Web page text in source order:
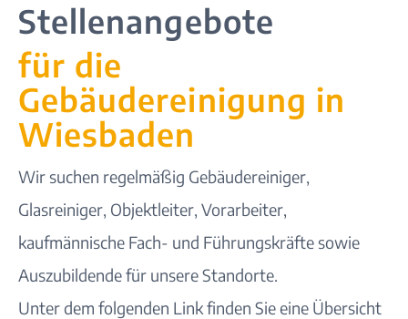
Stellenangebote
für die
Gebäudereinigung in
Wiesbaden
Wir suchen regelmäßig Gebäudereiniger,
Glasreiniger, Objektleiter, Vorarbeiter,
kaufmännische Fach- und Führungskräfte sowie
Auszubildende für unsereStandorte.
Unter dem folgenden Link finden Sie eine Übersicht